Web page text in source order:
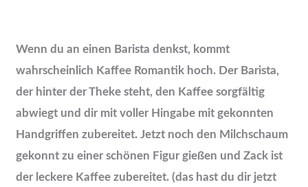
Wenn du an einen Barista denkst, kommt
wahrscheinlich Kaffee Romantik hoch. Der Barista,
der hinter der Theke steht, den Kaffee sorgfältig
abwiegt und dir mit voller Hingabe mit gekonnten
Handgriffen zubereitet. Jetzt noch den Milchschaum
gekonnt zu einer schönen Figur gießen und Zack ist
der leckere Kaffee zubereitet. (das hast du dir jetzt